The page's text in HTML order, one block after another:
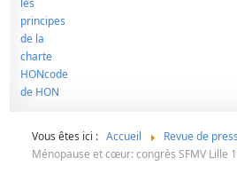
Vous êtes ici : Accueil Revue de
Ménopause et cœur: congrès SFMV Lille